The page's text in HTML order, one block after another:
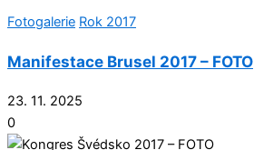
Fotogalerie Rok 2017
Manifestace Brusel 2017 – FOTO
23. 11. 2025
0